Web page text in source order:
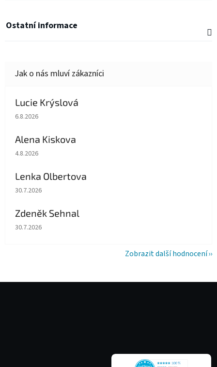
Ostatní informace
Lucie Krýslová
Hodnocení obchodu je 5 z 5 hvězdiček.
6.8.2026
Alena Kiskova
Hodnocení obchodu je 5 z 5 hvězdiček.
4.8.2026
Lenka Olbertova
Hodnocení obchodu je 5 z 5 hvězdiček.
30.7.2026
Zdeněk Sehnal
Hodnocení obchodu je 5 z 5 hvězdiček.
30.7.2026
Zobrazit další hodnocení